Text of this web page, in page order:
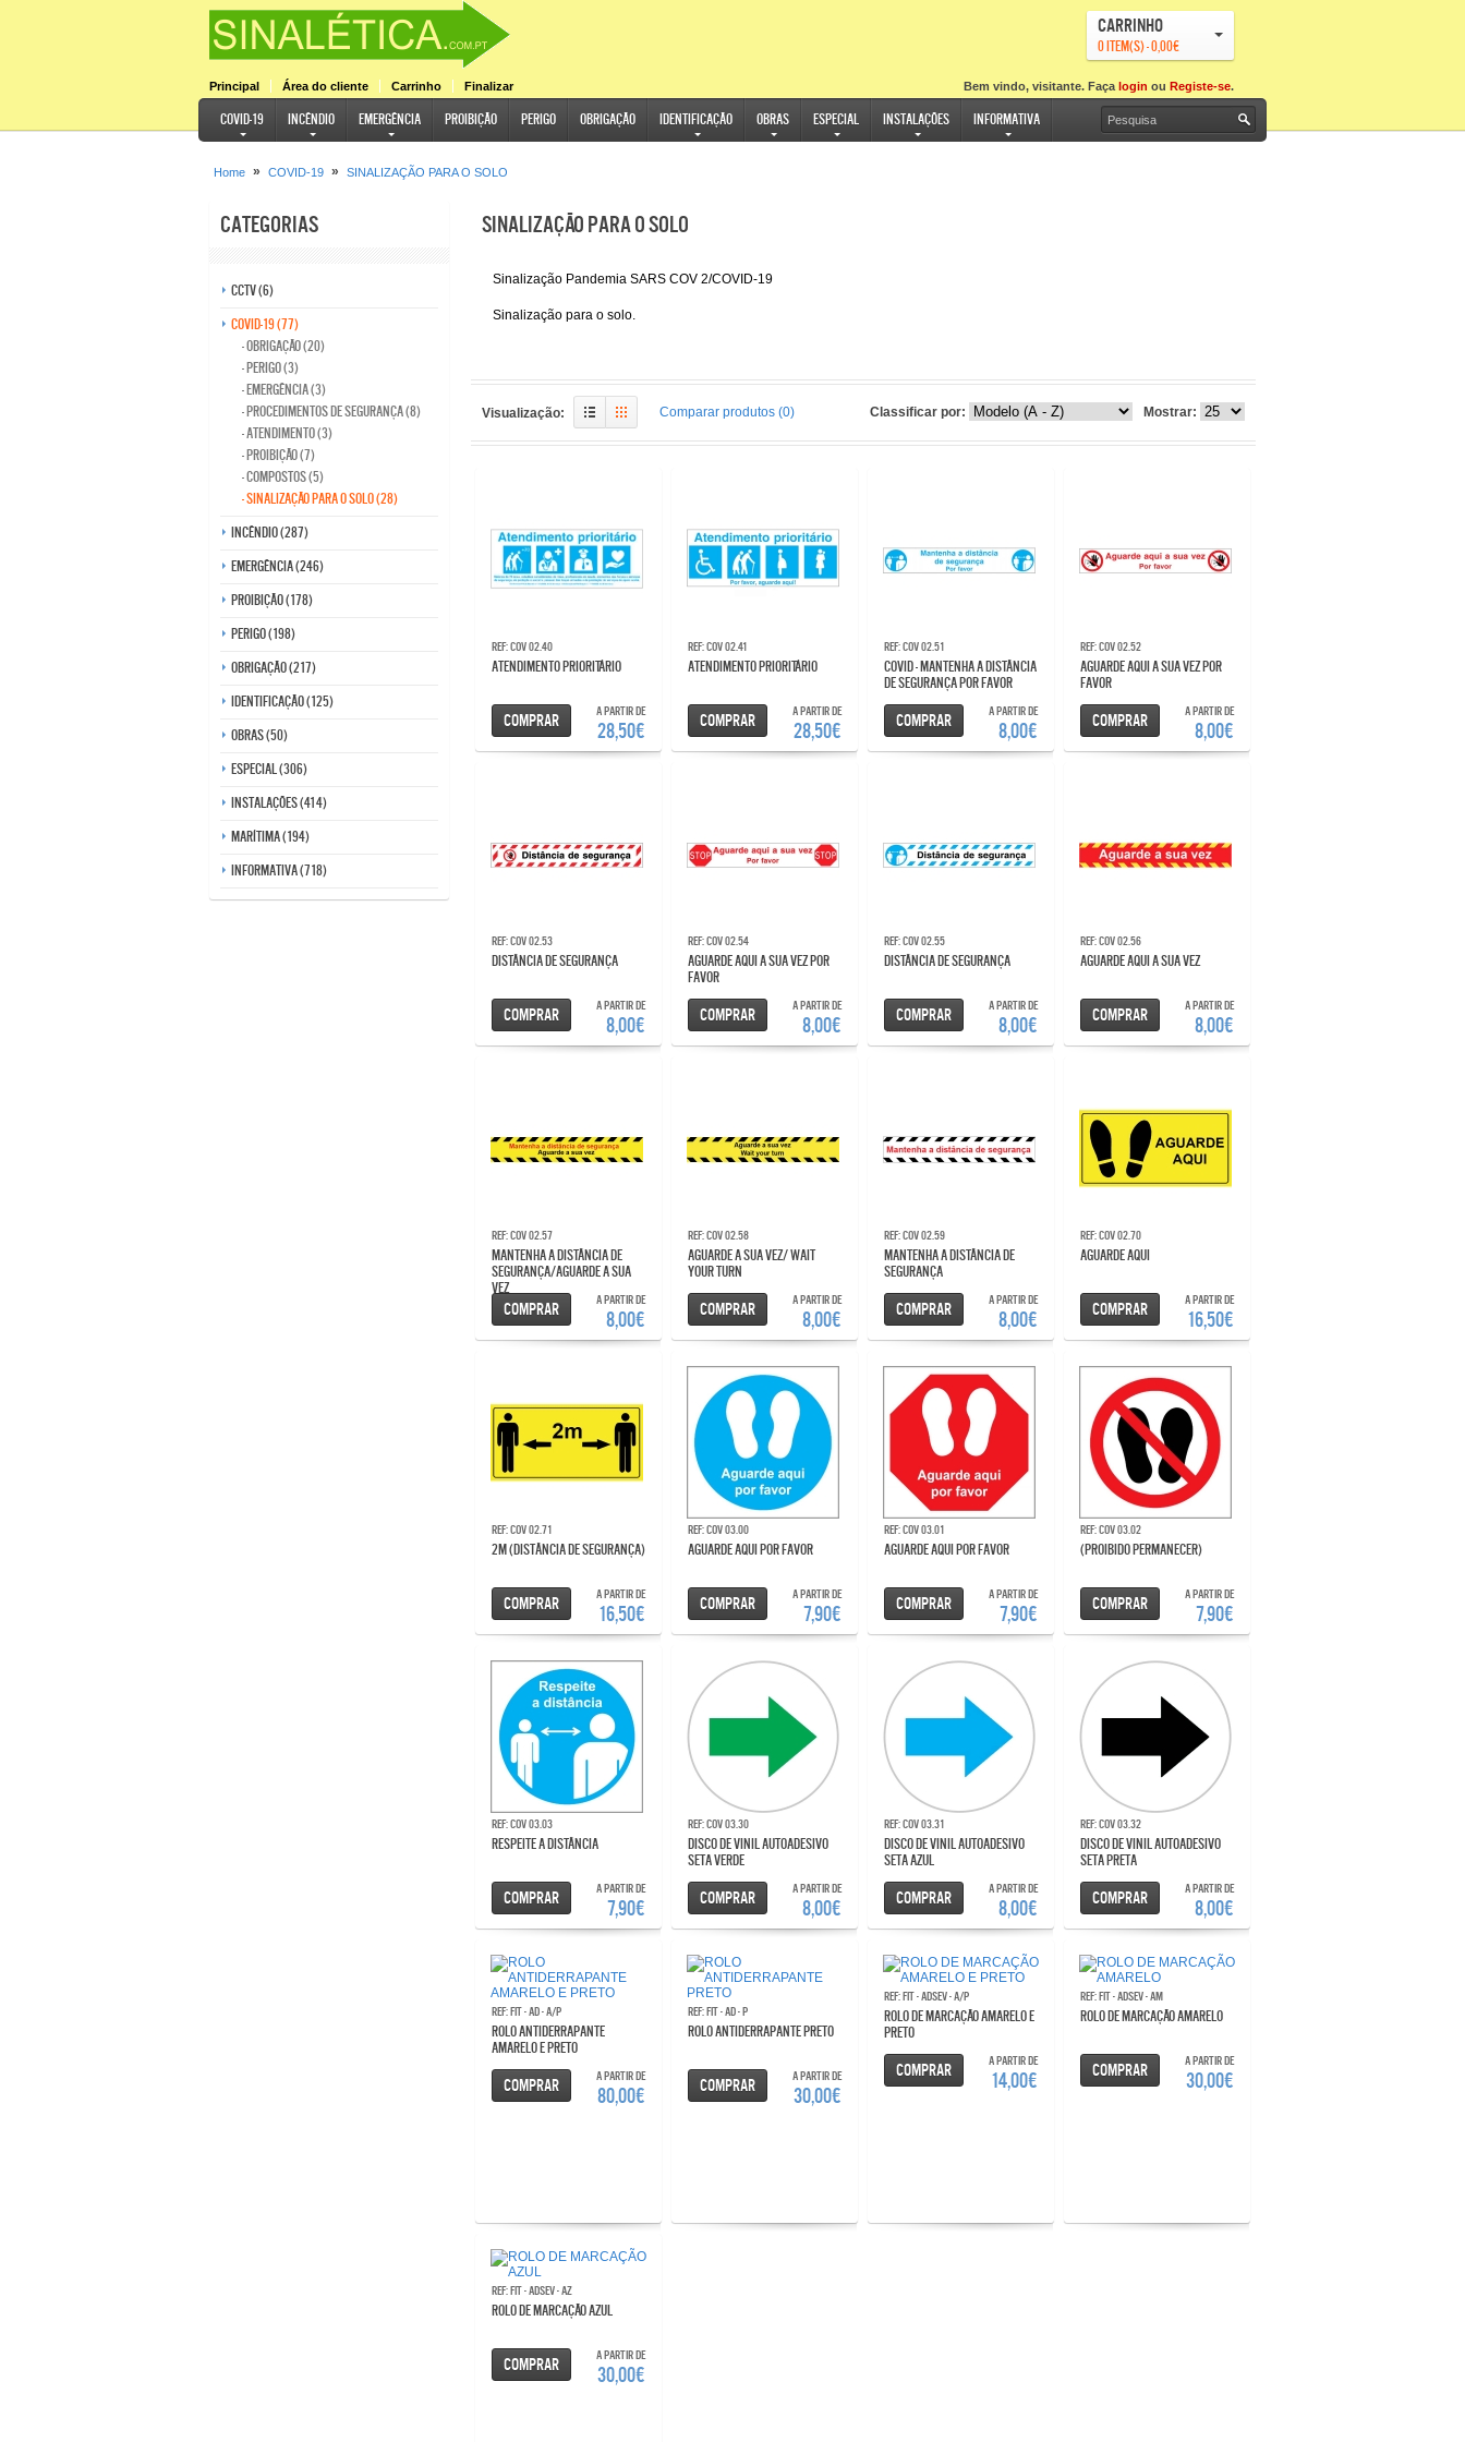
Carrinho
0 item(s) - 0,00€
Bem vindo, visitante. Faça login ou Registe-se.
Principal Área do cliente Carrinho Finalizar
COVID-19 Incêndio Emergência Proibição Perigo Obrigação Identificação Obras Especial Instalações Informativa
Home » COVID-19 » SINALIZAÇÃO PARA O SOLO
Categorias
CCTV (6)
COVID-19 (77)
- OBRIGAÇÃO (20)
- PERIGO (3)
- EMERGÊNCIA (3)
- PROCEDIMENTOS DE SEGURANÇA (8)
- ATENDIMENTO (3)
- PROIBIÇÃO (7)
- COMPOSTOS (5)
- SINALIZAÇÃO PARA O SOLO (28)
Incêndio (287)
Emergência (246)
Proibição (178)
Perigo (198)
Obrigação (217)
Identificação (125)
Obras (50)
Especial (306)
Instalações (414)
Marítima (194)
Informativa (718)
SINALIZAÇÃO PARA O SOLO
Sinalização Pandemia SARS COV 2/COVID-19
Sinalização para o solo.
Visualização: Comparar produtos (0) Mostrar:
Classificar por:
Ref: COV 02.40
ATENDIMENTO PRIORITÁRIO
A partir de
28,50€
Comprar
Ref: COV 02.41
ATENDIMENTO PRIORITÁRIO
A partir de
28,50€
Comprar
Ref: COV 02.51
COVID - MANTENHA A DISTÂNCIA
DE SEGURANÇA POR FAVOR
A partir de
8,00€
Comprar
Ref: COV 02.52
AGUARDE AQUI A SUA VEZ POR
FAVOR
A partir de
8,00€
Comprar
Ref: COV 02.53
DISTÂNCIA DE SEGURANÇA
A partir de
8,00€
Comprar
Ref: COV 02.54
AGUARDE AQUI A SUA VEZ POR
FAVOR
A partir de
8,00€
Comprar
Ref: COV 02.55
DISTÂNCIA DE SEGURANÇA
A partir de
8,00€
Comprar
Ref: COV 02.56
AGUARDE AQUI A SUA VEZ
A partir de
8,00€
Comprar
Ref: COV 02.57
MANTENHA A DISTÂNCIA DE
SEGURANÇA/AGUARDE A SUA
VEZ
A partir de
8,00€
Comprar
Ref: COV 02.58
AGUARDE A SUA VEZ/ WAIT
YOUR TURN
A partir de
8,00€
Comprar
Ref: COV 02.59
MANTENHA A DISTÂNCIA DE
SEGURANÇA
A partir de
8,00€
Comprar
Ref: COV 02.70
AGUARDE AQUI
A partir de
16,50€
Comprar
Ref: COV 02.71
2m (distância de segurança)
A partir de
16,50€
Comprar
Ref: COV 03.00
AGUARDE AQUI POR FAVOR
A partir de
7,90€
Comprar
Ref: COV 03.01
AGUARDE AQUI POR FAVOR
A partir de
7,90€
Comprar
Ref: COV 03.02
(PROIBIDO PERMANECER)
A partir de
7,90€
Comprar
Ref: COV 03.03
RESPEITE A DISTÂNCIA
A partir de
7,90€
Comprar
Ref: COV 03.30
DISCO DE VINIL AUTOADESIVO
SETA VERDE
A partir de
8,00€
Comprar
Ref: COV 03.31
DISCO DE VINIL AUTOADESIVO
SETA AZUL
A partir de
8,00€
Comprar
Ref: COV 03.32
DISCO DE VINIL AUTOADESIVO
SETA PRETA
A partir de
8,00€
Comprar
Ref: FIT - AD - A/P
ROLO ANTIDERRAPANTE
AMARELO E PRETO
A partir de
80,00€
Comprar
Ref: FIT - AD - P
ROLO ANTIDERRAPANTE PRETO
A partir de
30,00€
Comprar
Ref: FIT - ADSEV - A/P
ROLO DE MARCAÇÃO AMARELO E
PRETO
A partir de
14,00€
Comprar
Ref: FIT - ADSEV - AM
ROLO DE MARCAÇÃO AMARELO
A partir de
30,00€
Comprar
Ref: FIT - ADSEV - AZ
ROLO DE MARCAÇÃO AZUL
A partir de
30,00€
Comprar